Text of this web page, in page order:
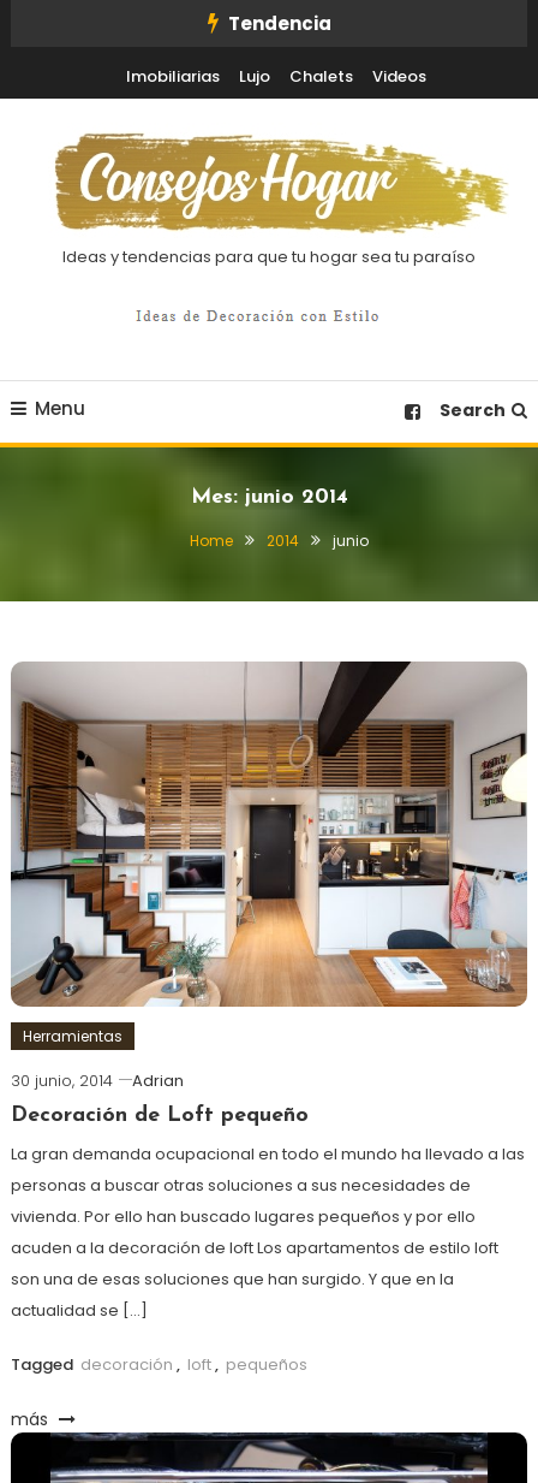
Tendencia
Imobiliarias Lujo Chalets Videos
Ideas y tendencias para que tu hogar sea tu paraíso
Menu Search
Mes: junio 2014
Home 2014 junio
Herramientas
30 junio, 2014
Adrian
Decoración de Loft pequeño
La gran demanda ocupacional en todo el mundo ha llevado a las
personas a buscar otras soluciones a sus necesidades de
vivienda. Por ello han buscado lugares pequeños y por ello
acuden a la decoración de loft Los apartamentos de estilo loft
son una de esas soluciones que han surgido. Y que en la
actualidad se […]
Tagged decoración , loft, pequeños
más